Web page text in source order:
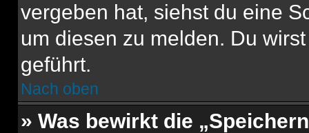
vergeben hat, siehst du eine
um diesen zu melden. Du
geführt.
Nach oben
» Was bewirkt die